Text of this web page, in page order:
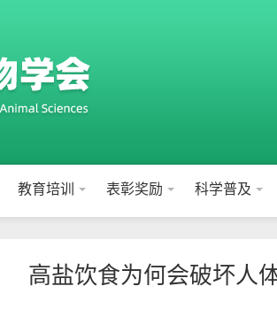
教育培训 表彰奖励 科学普及
高盐饮食为何会破坏人